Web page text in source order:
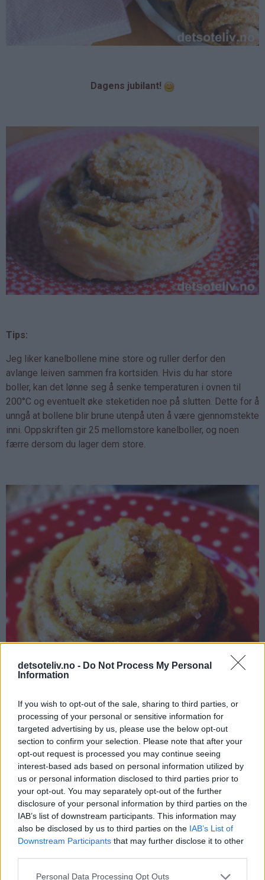
detsoteliv.no - Do Not Process My Personal
Information
If you wish to opt-out of the sale, sharing to third parties, or
processing of your personal or sensitive information for
targeted advertising by us, please use the below opt-out
section to confirm your selection. Please note that after your
opt-out request is processed you may continue seeing
interest-based ads based on personal information utilized by
us or personal information disclosed to third parties prior to
your opt-out. You may separately opt-out of the further
disclosure of your personal information by third parties on the
IAB’s list of downstream participants. This information may
also be disclosed by us to third parties on the IAB’s List of
Downstream Participants that may further disclose it to other
Personal Data Processing Opt Outs
Dagens jubilant!
Tips:
Jeg liker kanelbollene mine store og ruller derfor den
avlange leiven sammen fra kortsiden. Hvis du har store
boller, kan det lønne seg å senke temperaturen i ovnen til
200°C og eventuelt øke steketiden noe på slutten. Dette for å
unngå at bollene blir brune utenpå uten å være gjennomstekte
inni. Oppskriften gir 25 mellomstore kanelboller, og noen
færre dersom du lager dem store.
Instagram: kristine_lifeissweet
Kanelboller er fine å fryse!